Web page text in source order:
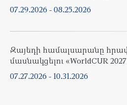
07.29.2026 -08.25.2026
Զայեդի համալսարանը
մասնակցելու «WorldCUR
07.27.2026 - 10.31.2026